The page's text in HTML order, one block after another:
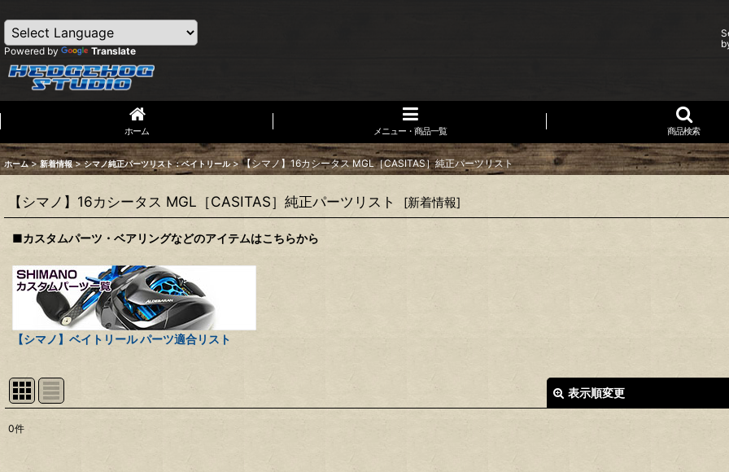
Powered by Translate
ホーム メニュー・商品一覧 商品検索
ホーム > 新着情報 > シマノ純正パーツリスト：ベイトリール > 【シマノ】16カシータス MGL［CASITAS］純正パーツリスト
【シマノ】16カシータス MGL［CASITAS］純正パーツリスト [新着情報]
■カスタムパーツ・ベアリングなどのアイテムはこちらから
【シマノ】ベイトリール パーツ適合リスト
表示順変更
0件